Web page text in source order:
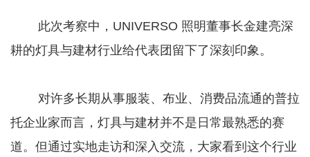
此次考察中，UNIVERSO 照明董事长金建亮深
耕的灯具与建材行业给代表团留下了深刻印象。
对许多长期从事服装、布业、消费品流通的普拉
托企业家而言，灯具与建材并不是日常最熟悉的赛
道。但通过实地走访和深入交流，大家看到这个行业